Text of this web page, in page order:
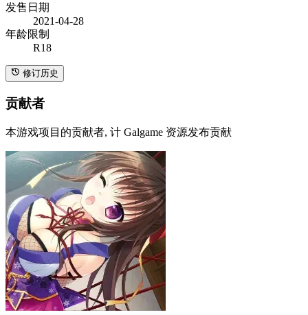
发售日期
2021-04-28
年龄限制
R18
修订历史
贡献者
本游戏项目的贡献者, 计 Galgame 资源发布贡献